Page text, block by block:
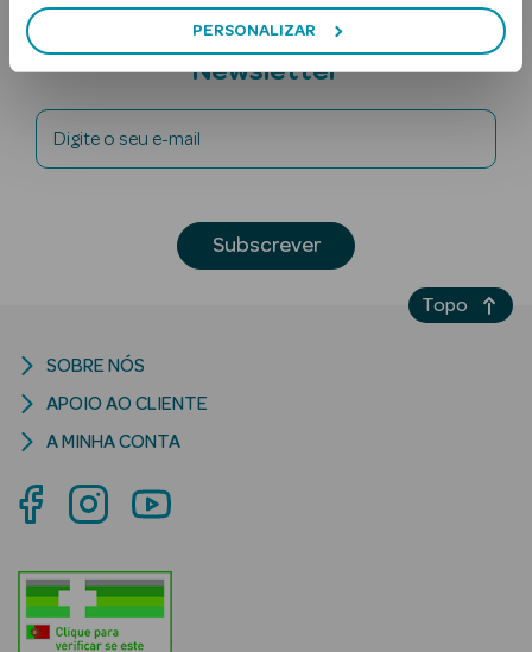
PERSONALIZAR
Rosto
Lábios
Criança
Subscreva a
Newsletter
Digite o seu e-mail
Subscrever
SOBRE NÓS
APOIO AO CLIENTE
A MINHA CONTA
Topo